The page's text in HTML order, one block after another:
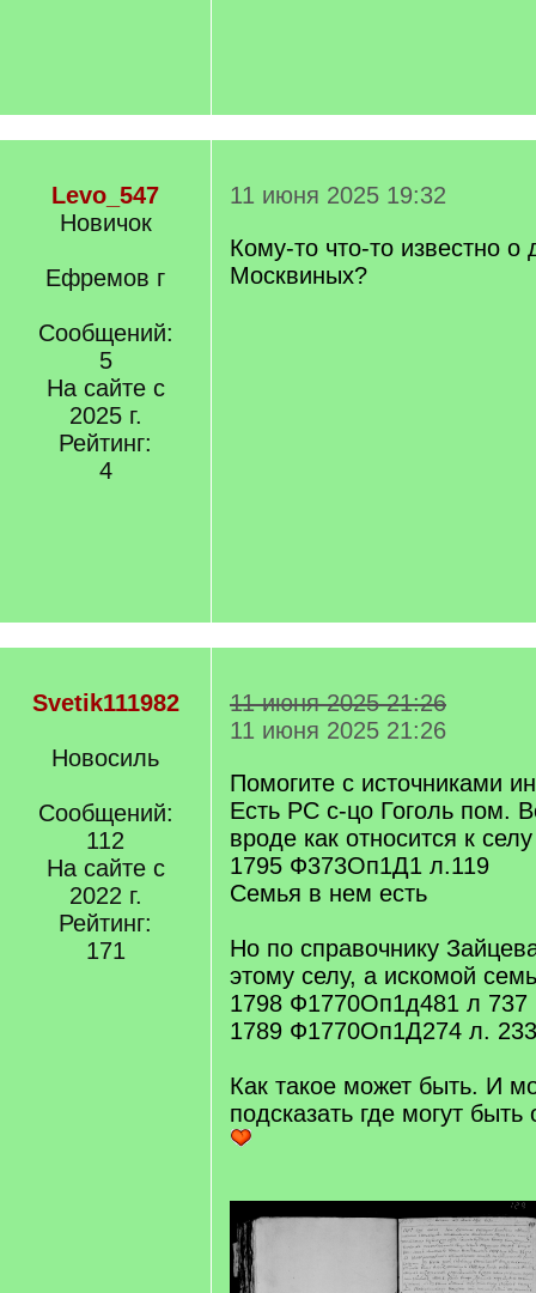
Levo_547
Новичок
Ефремов г
Сообщений:
5
На сайте с
2025 г.
Рейтинг:
4
11 июня 2025 19:32
Кому-то что-то известно о
Москвиных?
Svetik111982
Новосиль
Сообщений:
112
На сайте с
2022 г.
Рейтинг:
171
11 июня 2025 21:26
11 июня 2025 21:26
Помогите с источниками
Есть РС с-цо Гоголь пом.
вроде как относится к
1795 Ф373Оп1Д1 л.119
Семья в нем есть
Но по справочнику
этому селу, а искомой
1798 Ф1770Оп1д481 л 737
1789 Ф1770Оп1Д274 л. 233
Как такое может быть. И
подсказать где могут